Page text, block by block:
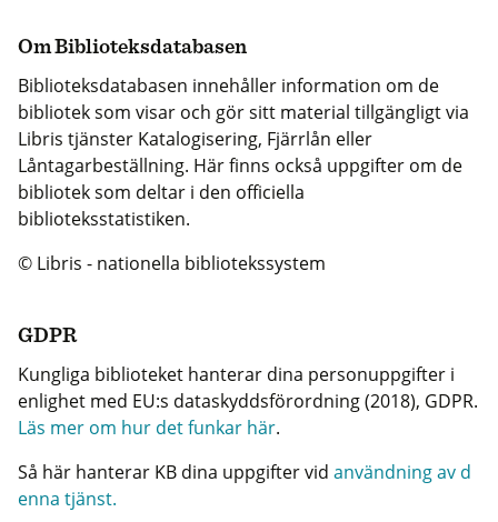
Om Biblioteksdatabasen
Biblioteksdatabasen innehåller information om de
bibliotek som visar och gör sitt material tillgängligt via
Libris tjänster Katalogisering, Fjärrlån eller
Låntagarbeställning. Här finns också uppgifter om de
bibliotek som deltar i den officiella
biblioteksstatistiken.
© Libris - nationella bibliotekssystem
GDPR
Kungliga biblioteket hanterar dina personuppgifter i
enlighet med EU:s dataskyddsförordning (2018), GDPR.
Läs mer om hur det funkar här.
Så här hanterar KB dina uppgifter vid användning av d
enna tjänst.